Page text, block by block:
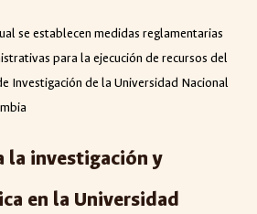
se establecen medidas reglamentarias
para la ejecución de recursos del
Investigación de la Universidad Nacional
la investigación y
en la Universidad